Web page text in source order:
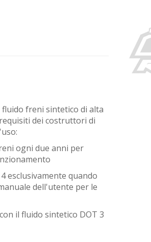
freni sintetico di alta
dei costruttori di
ogni due anni per
esclusivamente quando
dell'utente per le
il fluido sintetico DOT 3